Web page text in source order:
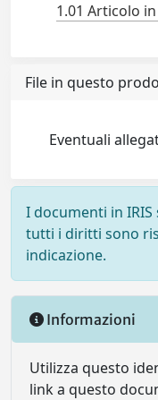
1.01 Articolo
File in questo
Eventuali
I documenti in
tutti i diritti sono
indicazione.
Informazioni
Utilizza questo
link a questo